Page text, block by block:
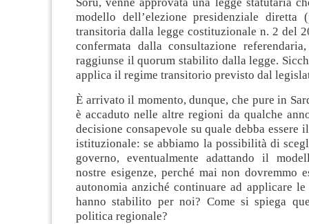
modello dell’elezione presidenziale diretta
transitoria dalla legge costituzionale n. 2 del
confermata dalla consultazione
raggiunse il quorum stabilito dalla legge.
applica il regime transitorio previsto dal
È arrivato il momento, dunque, che pure in
è accaduto nelle altre regioni da qualche
decisione consapevole su quale debba essere
istituzionale: se abbiamo la possibilità di
governo, eventualmente adattando il
nostre esigenze, perché mai non dovremmo
autonomia anziché continuare ad applicare
hanno stabilito per noi? Come si spiega
politica regionale?